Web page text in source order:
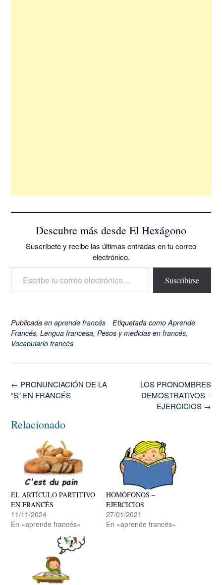
Descubre más desde El Hexágono
Suscríbete y recibe las últimas entradas en tu correo
electrónico.
Escribe tu correo electrónico…
Suscribirse
Publicada en aprende francés Etiquetada comoAprende
Francés, Lengua francesa, Pesos y medidas en francés,
Vocabulario francés
Navegación
de
LOS PRONOMBRES
DEMOSTRATIVOS –
EJERCICIOS →
← PRONUNCIACIÓN DE LA
“S” EN FRANCÉS
Relacionado
EL ARTÍCULO PARTITIVO
EN FRANCÉS
11/11/2024
En «aprende francés»
HOMÓFONOS –
EJERCICIOS
27/01/2021
En «aprende francés»